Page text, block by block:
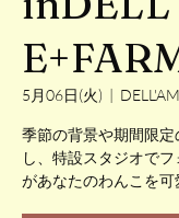
5月06日(火)
  |
季節の背景や期間限
し、特設スタジオで